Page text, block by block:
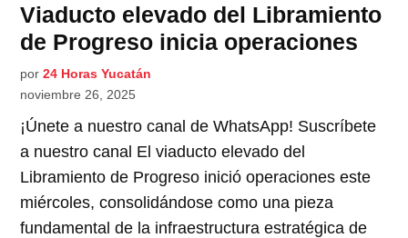
Viaducto elevado del Libramiento
de Progreso inicia operaciones
por 24 Horas Yucatán
noviembre 26, 2025
¡Únete a nuestro canal de WhatsApp! Suscríbete
a nuestro canal El viaducto elevado del
Libramiento de Progreso inició operaciones este
miércoles, consolidándose como una pieza
fundamental de la infraestructura estratégica de